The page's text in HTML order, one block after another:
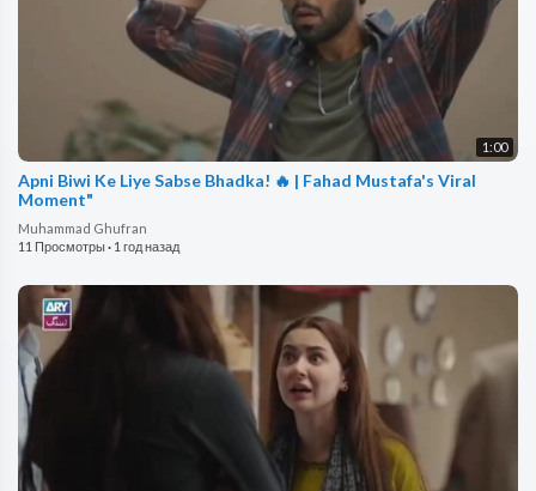
1:00
Apni Biwi Ke Liye Sabse Bhadka! 🔥 | Fahad Mustafa's Viral
Moment"
Muhammad Ghufran
11 Просмотры· 1 год назад